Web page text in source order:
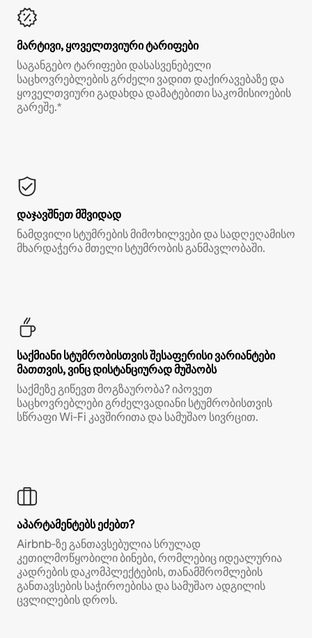
მარტივი, ყოველთვიური ტარიფები
საგანგებო ტარიფები დასასვენებელი
საცხოვრებლების გრძელი ვადით დაქირავებაზე და
ყოველთვიური გადახდა დამატებითი საკომისიოების
გარეშე.*
დაჯავშნეთ მშვიდად
ნამდვილი სტუმრების მიმოხილვები და სადღეღამისო
მხარდაჭერა მთელი სტუმრობის განმავლობაში.
საქმიანი სტუმრობისთვის შესაფერისი ვარიანტები
მათთვის, ვინც დისტანციურად მუშაობს
საქმეზე გიწევთ მოგზაურობა? იპოვეთ
საცხოვრებლები გრძელვადიანი სტუმრობისთვის
სწრაფი Wi‑Fi კავშირითა და სამუშაო სივრცით.
აპარტამენტებს ეძებთ?
Airbnb‑ზე განთავსებულია სრულად
კეთილმოწყობილი ბინები, რომლებიც იდეალურია
კადრების დაკომპლექტების, თანამშრომლების
განთავსების საჭიროებისა და სამუშაო ადგილის
ცვლილების დროს.